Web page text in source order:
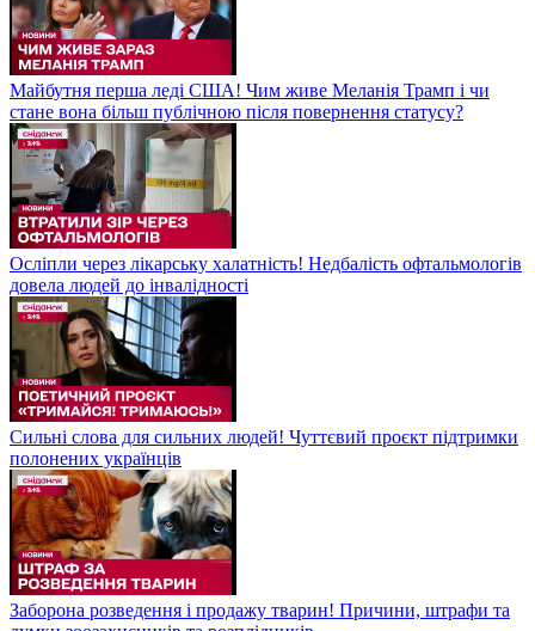
Майбутня перша леді США! Чим живе Меланія Трамп і чи
стане вона більш публічною після повернення статусу?
Осліпли через лікарську халатність! Недбалість офтальмологів
довела людей до інвалідності
Сильні слова для сильних людей! Чуттєвий проєкт підтримки
полонених українців
Заборона розведення і продажу тварин! Причини, штрафи та